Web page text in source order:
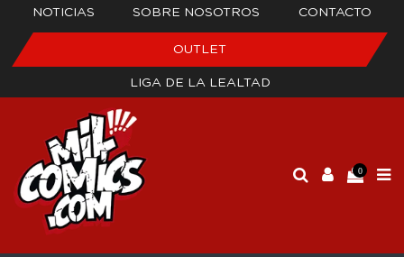
NOTICIAS SOBRE NOSOTROS CONTACTO
OUTLET
LIGA DE LA LEALTAD
0